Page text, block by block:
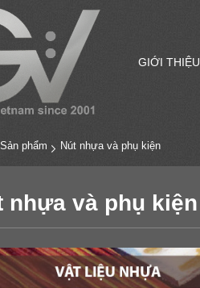
GIỚI THIỆU
Sản phẩm Nút nhựa và phụ kiện
nhựa và phụ kiện